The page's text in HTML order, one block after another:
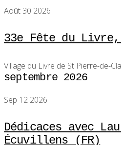
Août 30 2026
33e Fête du
Village du Livre de St Pierre-de-
septembre 2026
Sep 12 2026
Dédicaces avec
Écuvillens (FR)